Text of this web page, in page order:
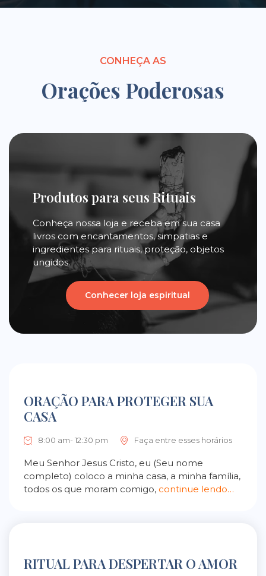
CONHEÇA AS
Orações Poderosas
Produtos para seus Rituais
Conheça nossa loja e receba em sua casa
livros com encantamentos, simpatias e
ingredientes para rituais, proteção, objetos
ungidos.
Conhecer loja espiritual
ORAÇÃO PARA PROTEGER SUA
CASA
8:00 am- 12:30 pm Faça entre esses horários
Meu Senhor Jesus Cristo, eu (Seu nome
completo) coloco a minha casa, a minha família,
todos os que moram comigo, continue lendo…
RITUAL PARA DESPERTAR O AMOR